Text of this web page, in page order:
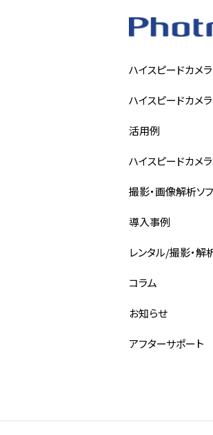
ハイスピードカメ
ハイスピードカメ
活用例
ハイスピードカメ
撮影・画像解析ソ
導入事例
レンタル/撮影・解
コラム
お知らせ
アフターサポート